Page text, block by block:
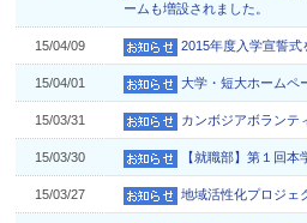
ームも増設されました。
15/04/09 2015年度入学宣誓
15/04/01 大学・短大ホームペ
15/03/31 カンボジアボランテ
15/03/30 【就職部】第１回
15/03/27 地域活性化プロジェ